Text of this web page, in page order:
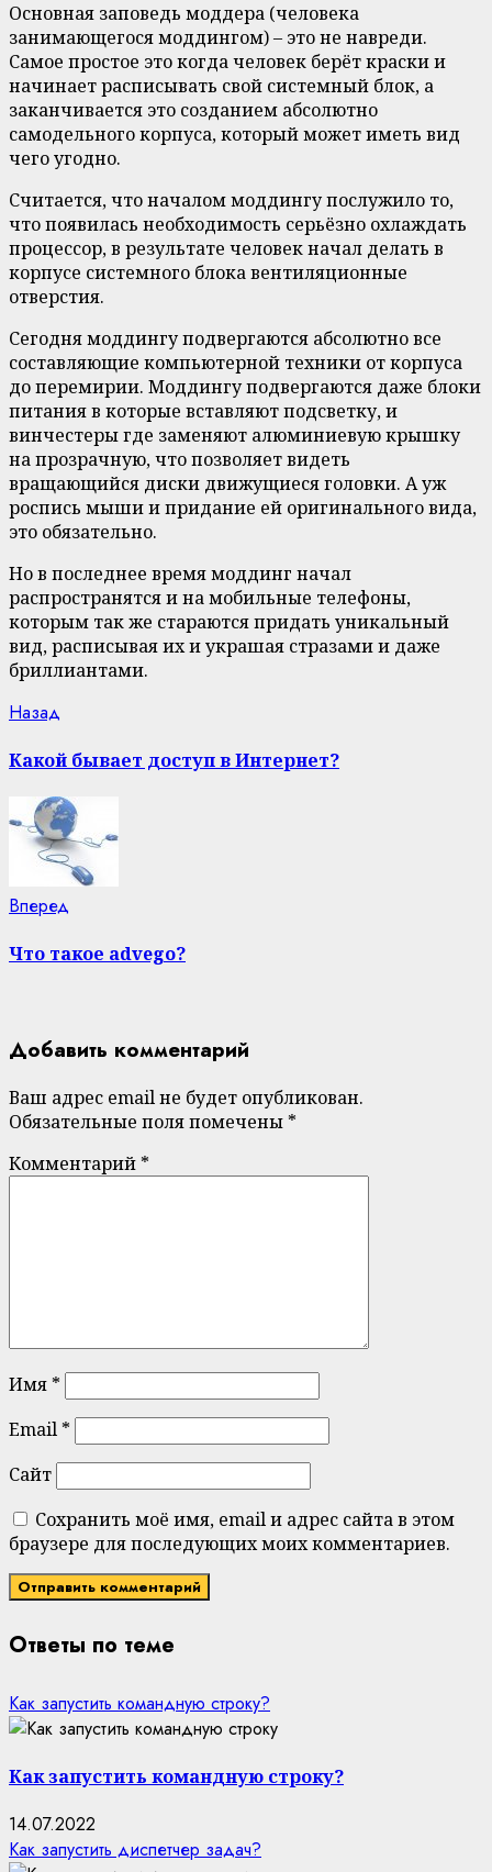
Основная заповедь моддера (человека
занимающегося моддингом) – это не навреди.
Самое простое это когда человек берёт краски и
начинает расписывать свой системный блок, а
заканчивается это созданием абсолютно
самодельного корпуса, который может иметь вид
чего угодно.
Считается, что началом моддингу послужило то,
что появилась необходимость серьёзно охлаждать
процессор, в результате человек начал делать в
корпусе системного блока вентиляционные
отверстия.
Сегодня моддингу подвергаются абсолютно все
составляющие компьютерной техники от корпуса
до перемирии. Моддингу подвергаются даже блоки
питания в которые вставляют подсветку, и
винчестеры где заменяют алюминиевую крышку
на прозрачную, что позволяет видеть
вращающийся диски движущиеся головки. А уж
роспись мыши и придание ей оригинального вида,
это обязательно.
Но в последнее время моддинг начал
распространятся и на мобильные телефоны,
которым так же стараются придать уникальный
вид, расписывая их и украшая стразами и даже
бриллиантами.
Continue
Reading
Назад
Какой бывает доступ в Интернет?
Вперед
Что такое advego?
Добавить комментарий
Ваш адрес email не будет опубликован.
Обязательные поля помечены *
Комментарий *
Имя *
Email *
Сайт
Сохранить моё имя, email и адрес сайта в этом
браузере для последующих моих комментариев.
Ответы по теме
Как запустить командную строку?
Как запустить командную строку?
14.07.2022
Как запустить диспетчер задач?